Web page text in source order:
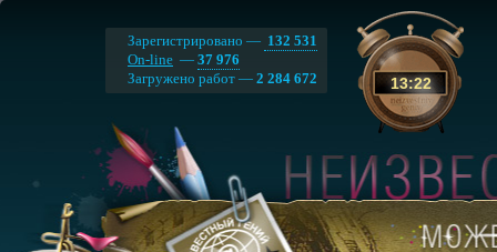
13:22
Зарегистрировано — 132 531
On-line — 37 976
Загружено работ — 2 284 672